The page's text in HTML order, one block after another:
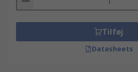
Tilføj
Datasheets